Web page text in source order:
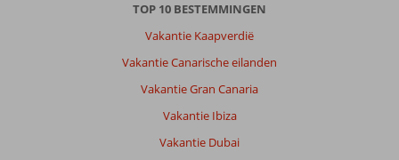
TOP 10 BESTEMMINGEN
Vakantie Kaapverdië
Vakantie Canarische eilanden
Vakantie Gran Canaria
Vakantie Ibiza
Vakantie Dubai